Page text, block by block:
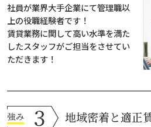
社員が業界大手企業にて管理職以
上の役職経験者です！
賃貸業務に関して高い水準を満た
したスタッフがご担当をさせてい
ただきます！
地域密着と適正